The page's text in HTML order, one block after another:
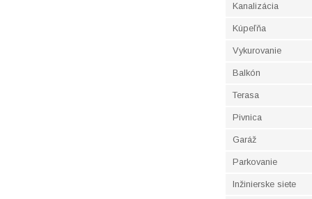
Kanalizácia
Kúpeľňa
Vykurovanie
Balkón
Terasa
Pivnica
Garáž
Parkovanie
Inžinierske siete